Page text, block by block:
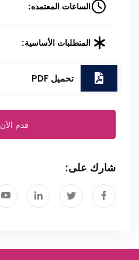
الساعات المعتمده:
المتطلبات الأساسية:
تحميل PDF
قدم الآن
شارك على: